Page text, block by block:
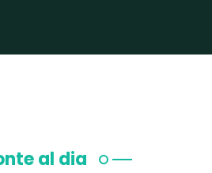
al dia